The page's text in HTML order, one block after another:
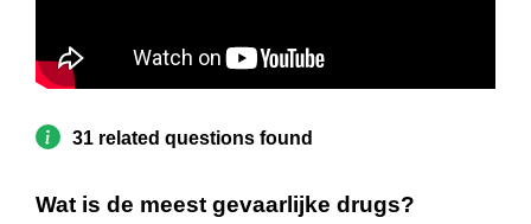
31 related questions found
Wat is de meest gevaarlijke drugs?